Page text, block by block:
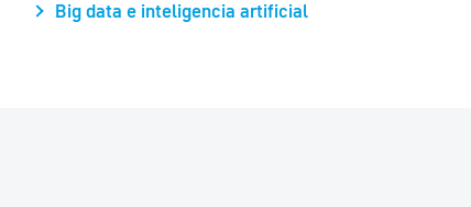
Big data e inteligencia artificial